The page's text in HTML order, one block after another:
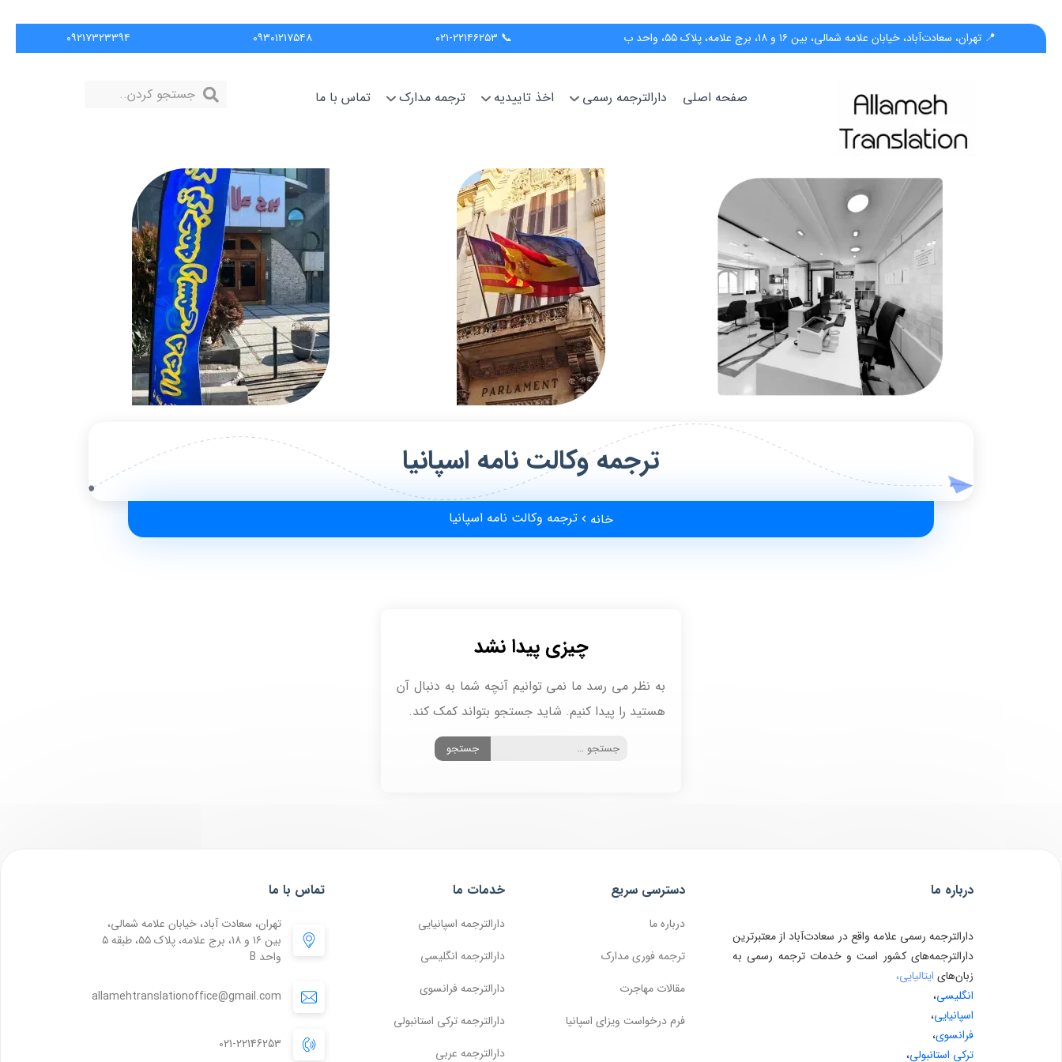
📍 تهران، سعادت‌آباد، خیابان علامه شمالی، بین ۱۶ و ۱۸، برج علامه، پلاک ۵۵، واحد ب 📞 ۰۲۱-۲۲۱۴۶۲۵۳ ۰۹۳۰۱۲۱۷۵۴۸ ۰۹۲۱۷۳۲۳۳۹۴
صفحه اصلی دارالترجمه رسمی اخذ تاییدیه ترجمه مدارک تماس با ما
ترجمه وکالت نامه اسپانیا
خانه ترجمه وکالت نامه اسپانیا
چیزی پیدا نشد
به نظر می رسد ما نمی توانیم آنچه شما به دنبال آن
هستید را پیدا کنیم. شاید جستجو بتواند کمک کند.
درباره ما
دارالترجمه رسمی علامه واقع در سعادت‌آباد از معتبرترین
دارالترجمه‌های کشور است و خدمات ترجمه رسمی به
زبان‌های ایتالیایی،
انگلیسی،
اسپانیایی،
فرانسوی،
ترکی استانبولی،
دسترسی سریع
درباره ما
ترجمه فوری مدارک
مقالات مهاجرت
فرم درخواست ویزای اسپانیا
خدمات ما
دارالترجمه اسپانیایی
دارالترجمه انگلیسی
دارالترجمه فرانسوی
دارالترجمه ترکی استانبولی
دارالترجمه عربی
تماس با ما
تهران، سعادت آباد، خیابان علامه شمالی،
بین ۱۶ و ۱۸، برج علامه، پلاک ۵۵، طبقه ۵
واحد B
allamehtranslationoffice@gmail.com
021-22146253